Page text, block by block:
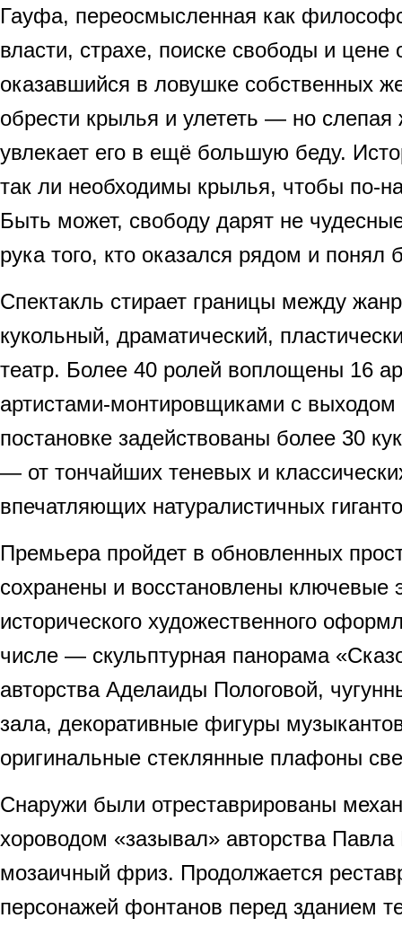
Гауфа, переосмысленная как
власти, страхе, поиске свободы и цене
оказавшийся в ловушке собственных
обрести крылья и улететь — но
увлекает его в ещё большую беду.
так ли необходимы крылья, чтобы по-
Быть может, свободу дарят не
рука того, кто оказался рядом и понял
Спектакль стирает границы между
кукольный, драматический,
театр. Более 40 ролей воплощены 16
артистами-монтировщиками с выходом
постановке задействованы более 30
— от тончайших теневых и
впечатляющих натуралистичных
Премьера пройдет в обновленных
сохранены и восстановлены ключевые
исторического художественного
числе — скульптурная панорама
авторства Аделаиды Пологовой,
зала, декоративные фигуры
оригинальные стеклянные плафоны
Снаружи были отреставрированы
хороводом «зазывал» авторства
мозаичный фриз. Продолжается
персонажей фонтанов перед зданием